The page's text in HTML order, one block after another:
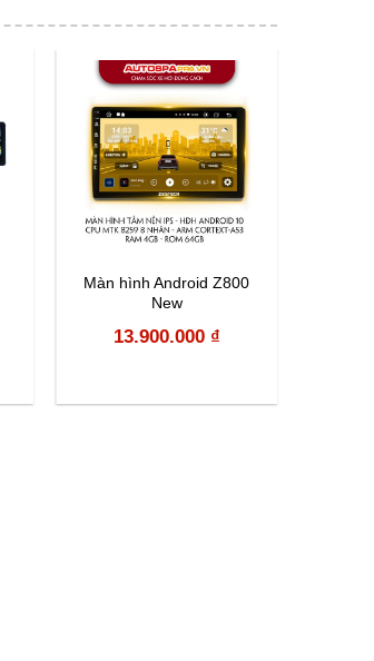
Màn hình Android Z800
New
13.900.000 ₫